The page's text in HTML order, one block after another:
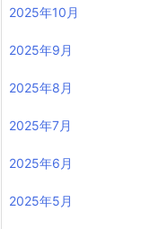
2025年10月
2025年9月
2025年8月
2025年7月
2025年6月
2025年5月